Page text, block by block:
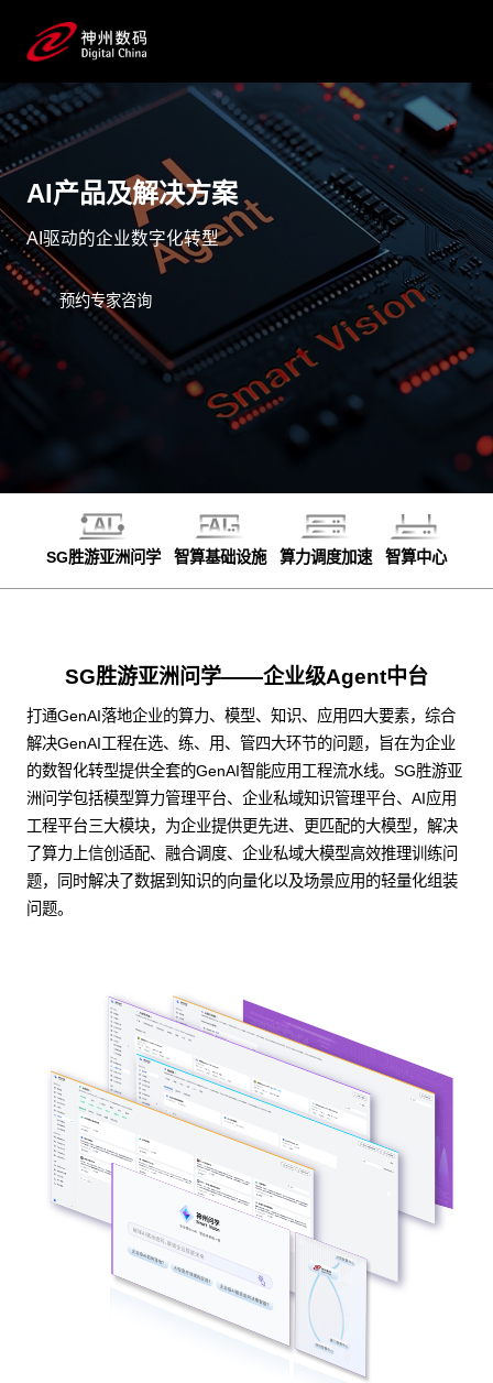
AI产品及解决方案
AI驱动的企业数字化转型
预约专家咨询
SG胜游亚洲问学 智算基础设施 算力调度加速 智算中心
SG胜游亚洲问学——企业级Agent中台
打通GenAI落地企业的算力、模型、知识、应用四大要素，综合
解决GenAI工程在选、练、用、管四大环节的问题，旨在为企业
的数智化转型提供全套的GenAI智能应用工程流水线。SG胜游亚
洲问学包括模型算力管理平台、企业私域知识管理平台、AI应用
工程平台三大模块，为企业提供更先进、更匹配的大模型，解决
了算力上信创适配、融合调度、企业私域大模型高效推理训练问
题，同时解决了数据到知识的向量化以及场景应用的轻量化组装
问题。